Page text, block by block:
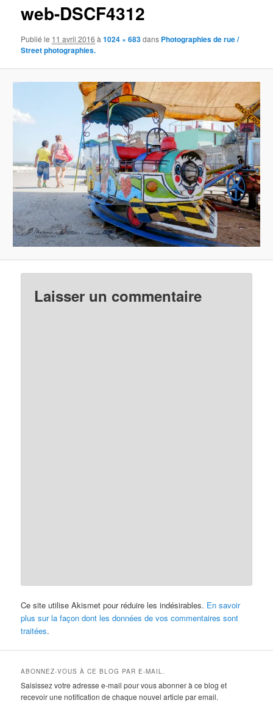
web-DSCF4312
Publié le 11 avril 2016 à1024 × 683dans Photographies de rue /
Street photographies.
Laisser un commentaire
Ce site utilise Akismet pour réduire les indésirables. En savoir
plus sur la façon dont les données de vos commentaires sont
traitées.
ABONNEZ-VOUS À CE BLOG PAR E-MAIL.
Saisissez votre adresse e-mail pour vous abonner à ce blog et
recevoir une notification de chaque nouvel article par email.